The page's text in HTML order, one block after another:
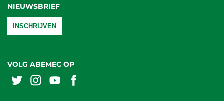
NIEUWSBRIEF
INSCHRIJVEN
VOLG ABEMEC OP